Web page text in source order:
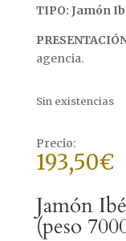
TIPO: Jamón
agencia.
Sin existencias
193,50€
Jamón
(peso